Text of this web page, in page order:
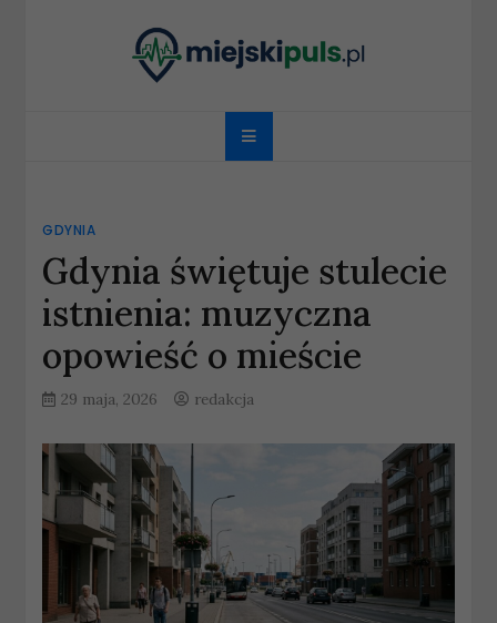
miejskipuls.pl
GDYNIA
Gdynia świętuje stulecie
istnienia: muzyczna
opowieść o mieście
29 maja, 2026 redakcja